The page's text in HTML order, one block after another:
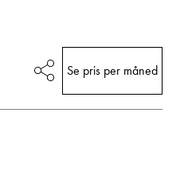
Se pris per måned